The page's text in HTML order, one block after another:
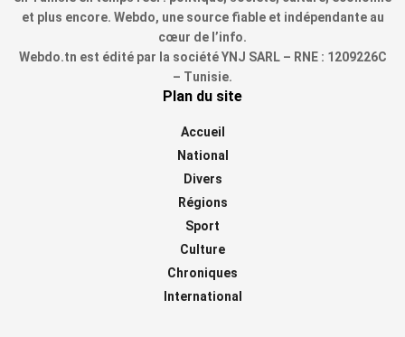
et plus encore. Webdo, une source fiable et indépendante au
cœur de l’info.
Webdo.tn est édité par la société YNJ SARL – RNE : 1209226C
– Tunisie.
Plan du site
Accueil
National
Divers
Régions
Sport
Culture
Chroniques
International